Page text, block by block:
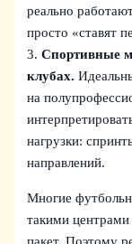
реально
просто «ставят
3.Спортивные
клубах.
на
нагрузки:
направлений.
Многие
такими
пакет. Поэтому